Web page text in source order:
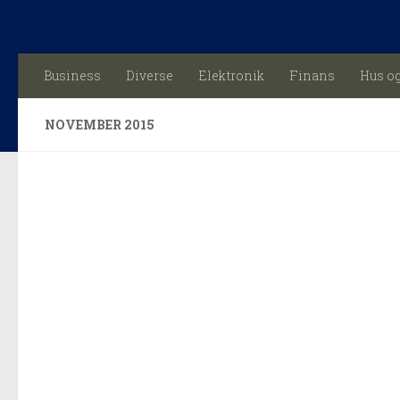
Business Diverse Elektronik Finans Hus
NOVEMBER 2015